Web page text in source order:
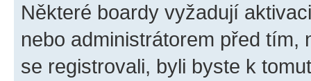
Některé boardy vyžadují
nebo administrátorem před tím,
se registrovali, byli byste k